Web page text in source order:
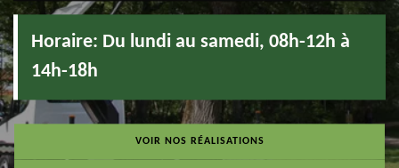
Horaire: Du lundi au samedi, 08h-12h à
14h-18h
VOIR NOS RÉALISATIONS